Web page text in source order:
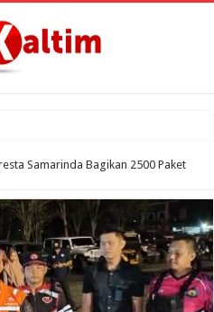
Samarinda Bagikan 2500 Paket